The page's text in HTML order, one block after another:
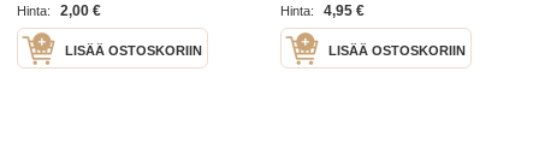
Hinta:
2,00 €
LISÄÄ OSTOSKORIIN
Hinta:
4,95 €
LISÄÄ OSTOSKORIIN